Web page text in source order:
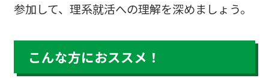
参加して、理系就活への理解を深めましょう。
こんな方におススメ！